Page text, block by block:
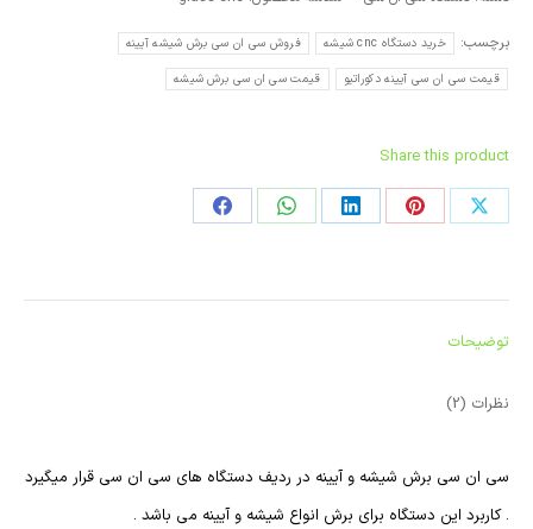
برچسب: خرید دستگاه cnc شیشه
فروش سی ان سی برش شیشه آیینه
قیمت سی ان سی آیینه دکوراتیو
قیمت سی ان سی برش شیشه
Share this product
اشتراک
لینکدین
اشتراک
واتساپ
اشتراک
فیسبوک
توضیحات
نظرات (2)
سی ان سی برش شیشه و آیینه در ردیف دستگاه های سی ان سی قرار میگیرد
. کاربرد این دستگاه برای برش انواع شیشه و آیینه می باشد .